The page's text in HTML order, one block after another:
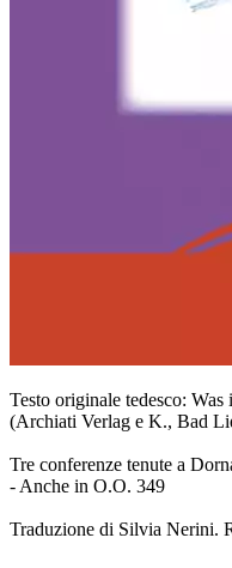
Testo originale tedesco: Was
(Archiati Verlag e K., Bad
Tre conferenze tenute a
- Anche in O.O. 349
Traduzione di Silvia Nerini.